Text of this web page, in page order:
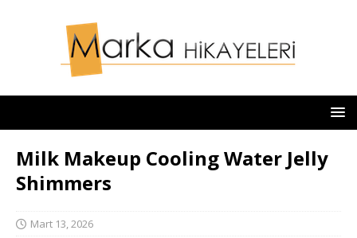
Milk Makeup Cooling Water Jelly
Shimmers
Mart 13, 2026